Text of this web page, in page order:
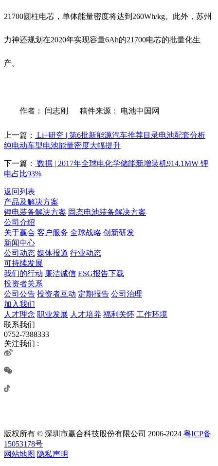
21700圆柱电芯，单体能量密度将达到260Wh/kg。此外，苏州
力神还规划在2020年实现容量6Ah的21700电芯的批量化生
产。
作者： 闫志刚 稿件来源： 电池中国网
上一篇：
Li+研究 | 第6批新能源汽车推荐目录电池配套分析
纯电动车型电池能量密度大幅提升
下一篇：
数据 | 2017年全球电化学储能新增装机914.1MW 锂
电占比93%
返回列表
产品及解决方案
锂电装备解决方案 固态电池装备解决方案
公司介绍
关于赢合 客户服务 全球战略 创新研发
新闻中心
公司动态 媒体报道 行业动态
可持续发展
我们的行动 廉洁诚信 ESG报告下载
投资者关系
公司公告 投资者互动 定期报告 公司治理
加入我们
人才理念 职业发展 人才培养 福利关怀 工作环境
联系我们
0752-7388333
关注我们 :
版权所有 © 深圳市赢合科技股份有限公司 2006-2024 粤ICP备
15053178号
网站地图 隐私声明